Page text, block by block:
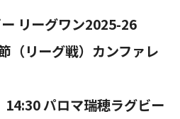
リーグワン2025-26
（リーグ戦）カンファレ
パロマ瑞穂ラグビー